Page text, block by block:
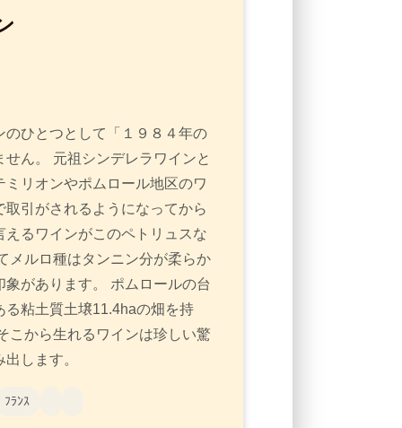
ひとつとして「１９８４年の
ん。 元祖シンデレラワインと
リオンやポムロール地区のワ
引がされるようになってから
るワインがこのペトリュスな
メルロ種はタンニン分が柔らか
があります。 ポムロールの台
粘土質土壌11.4haの畑を持
こから生れるワインは珍しい驚
します。
ﾌﾗﾝｽ